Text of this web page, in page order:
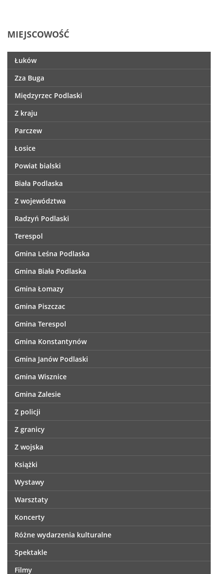
MIEJSCOWOŚĆ
Łuków
Zza Buga
Międzyrzec Podlaski
Z kraju
Parczew
Łosice
Powiat bialski
Biała Podlaska
Z województwa
Radzyń Podlaski
Terespol
Gmina Leśna Podlaska
Gmina Biała Podlaska
Gmina Łomazy
Gmina Piszczac
Gmina Terespol
Gmina Konstantynów
Gmina Janów Podlaski
Gmina Wisznice
Gmina Zalesie
Z policji
Z granicy
Z wojska
Książki
Wystawy
Warsztaty
Koncerty
Różne wydarzenia kulturalne
Spektakle
Filmy